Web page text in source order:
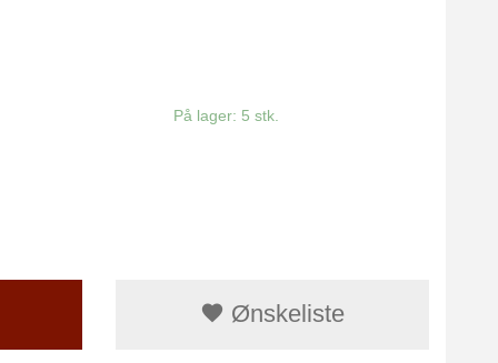
På lager: 5 stk.
Ønskeliste